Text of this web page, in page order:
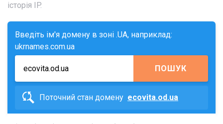
історія IP.
Введіть ім'я домену в зоні .UA, наприклад:
ukrnames.com.ua
ПОШУК
Поточний стан домену ecovita.od.ua